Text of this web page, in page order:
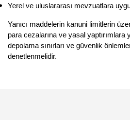
Yerel ve uluslararası mevzuatlara
Yanıcı maddelerin kanuni limitlerin
para cezalarına ve yasal yaptırımlara
depolama sınırları ve güvenlik
denetlenmelidir.